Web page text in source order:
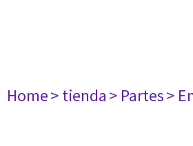
Home> tienda> Partes>